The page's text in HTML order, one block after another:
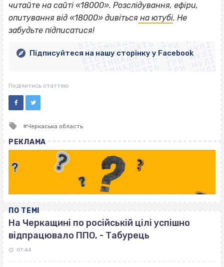
читайте на сайті «18000». Розслідування, ефіри,
опитування від «18000» дивіться на ютубі. Не
забудьте підписатися!ВІСІМНАДЦЯТЬ ТРИ НУЛІ
ВІСІМНАДЦЯТЬ ТРИ НУЛІ
ВІСІМНАДЦЯТЬ ТРИ НУЛІ
ВІСІМНАДЦЯТЬ ТРИ НУЛІ
ВІСІМНАДЦЯТЬ ТРИ НУЛІ
ВІСІМНАДЦЯТЬ ТРИ НУЛІ
ВІСІМНАДЦЯТЬ ТРИ НУЛІ
ВІСІМНАДЦЯТЬ ТРИ НУЛІ
Підписуйтеся на нашу сторінку у Facebook
Поділитись статтею
Tagged
Черкаська область
РЕКЛАМА
ПО ТЕМІ
На Черкащині по російській цілі успішно
відпрацювало ППО, - Табурець
07:44